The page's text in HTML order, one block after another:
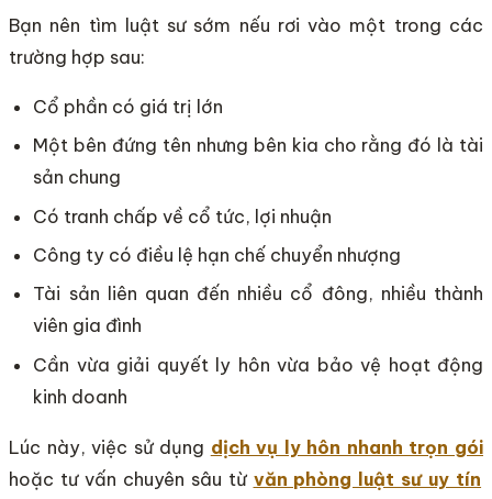
Bạn nên tìm luật sư sớm nếu rơi vào một trong các
trường hợp sau:
Cổ phần có giá trị lớn
Một bên đứng tên nhưng bên kia cho rằng đó là tài
sản chung
Có tranh chấp về cổ tức, lợi nhuận
Công ty có điều lệ hạn chế chuyển nhượng
Tài sản liên quan đến nhiều cổ đông, nhiều thành
viên gia đình
Cần vừa giải quyết ly hôn vừa bảo vệ hoạt động
kinh doanh
Lúc này, việc sử dụng dịch vụ ly hôn nhanh trọn gói
hoặc tư vấn chuyên sâu từ văn phòng luật sư uy tín